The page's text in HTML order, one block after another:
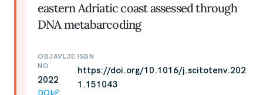
eastern Adriatic coast assessed through
DNA metabarcoding
OBJAVLJE
NO
2022
DOI
ISBN
https://doi.org/10.1016/j.scitotenv.202
1.151043